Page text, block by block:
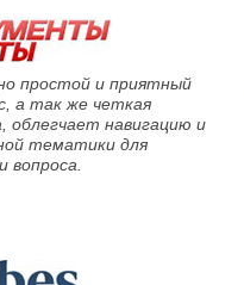
простой и приятный
а так же четкая
облегчает навигацию и
тематики для
вопроса.